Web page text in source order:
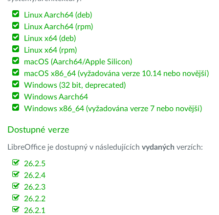
Linux Aarch64 (deb)
Linux Aarch64 (rpm)
Linux x64 (deb)
Linux x64 (rpm)
macOS (Aarch64/Apple Silicon)
macOS x86_64 (vyžadována verze 10.14 nebo novější)
Windows (32 bit, deprecated)
Windows Aarch64
Windows x86_64 (vyžadována verze 7 nebo novější)
Dostupné verze
LibreOffice je dostupný v následujících vydaných verzích:
26.2.5
26.2.4
26.2.3
26.2.2
26.2.1